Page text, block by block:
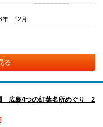
年 12月
る
広島4つの紅葉名所めぐり 2